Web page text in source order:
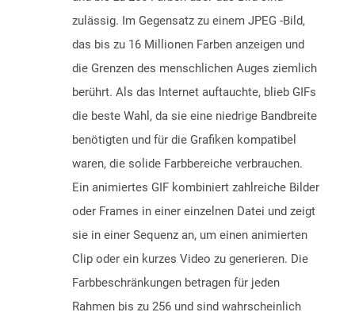
zulässig. Im Gegensatz zu einem JPEG -Bild,
das bis zu 16 Millionen Farben anzeigen und
die Grenzen des menschlichen Auges ziemlich
berührt. Als das Internet auftauchte, blieb GIFs
die beste Wahl, da sie eine niedrige Bandbreite
benötigten und für die Grafiken kompatibel
waren, die solide Farbbereiche verbrauchen.
Ein animiertes GIF kombiniert zahlreiche Bilder
oder Frames in einer einzelnen Datei und zeigt
sie in einer Sequenz an, um einen animierten
Clip oder ein kurzes Video zu generieren. Die
Farbbeschränkungen betragen für jeden
Rahmen bis zu 256 und sind wahrscheinlich